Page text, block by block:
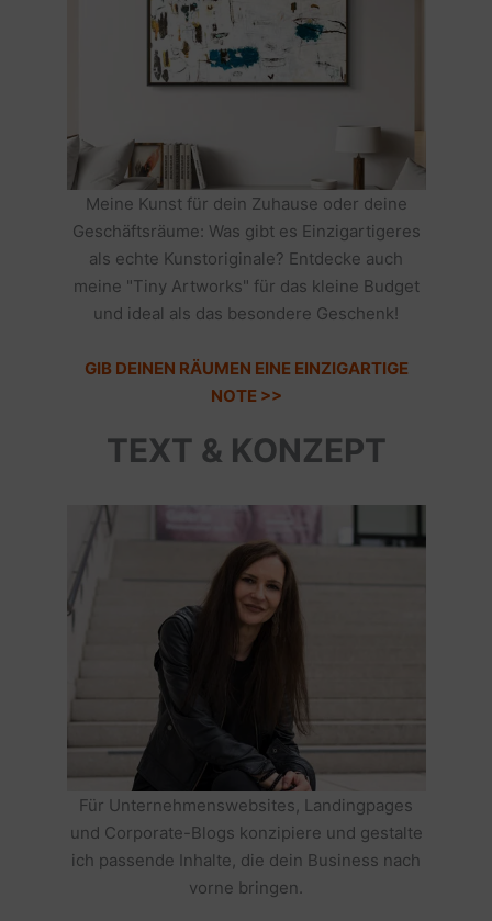
Meine Kunst für dein Zuhause oder deine
Geschäftsräume: Was gibt es Einzigartigeres
als echte Kunstoriginale? Entdecke auch
meine "Tiny Artworks" für das kleine Budget
und ideal als das besondere Geschenk!
GIB DEINEN RÄUMEN EINE EINZIGARTIGE
NOTE >>
TEXT & KONZEPT
Für Unternehmenswebsites, Landingpages
und Corporate-Blogs konzipiere und gestalte
ich passende Inhalte, die dein Business nach
vorne bringen.